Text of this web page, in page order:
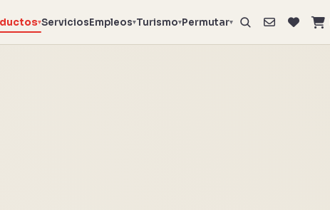
▾ServiciosEmpleos▾Turismo▾Permutar▾